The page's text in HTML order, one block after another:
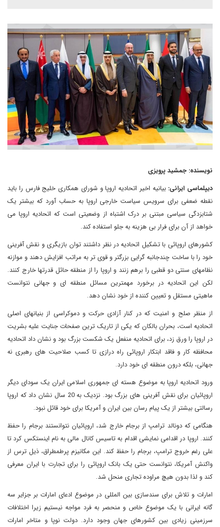
نویسنده: جمشید پرویزی
دیپلماسی ایرانی:بیانیه اخیر اتحادیه اروپا و شورای همکاری خلیج فارس را باید
نقطه ضعفی برای سرویس سیاست خارجی اروپا به حساب آورد که بیشتر یک
شتابزدگی سیاسی مبتنی بر درک اشتباه از وضعیتی است که اتحادیه اروپا می
خواهد از آن برای فرار بی هزینه به جلو استفاده کند.
کشورهای اروپائی با تشکیل اتحادیه در نظر داشتند توان بازیگری و نقش آفرینی
خود را با ساخت چندجانبه گرایی بزرگتر و قوی تر به مراتب افزایش دهند و موازنه
نظامهای سنتی دو قطبی را برهم زنند و اروپا را از منطقه حائل قدرتها خارج کنند.
لکن این اتحادیه در برخورد مهمترین مسائل منطقه ای و جهانی نتوانست
ماهیتی مستقل و تعیین کننده از خود نشان دهد.
از منظر صلح و امنیت که در کنار آزادی حرکت و دموکراسی از بنیانهای اصلی
اتحادیه است، بحران بالکان که یکی از تاریک ترین صفحات جنایت علیه بشریت
در اروپا را ورق زد، برای اتحادیه منفعل یک شکست بزرگ بود و نشان داد اتحادیه
محافظه کار و فاقد ابتکار اروپائی راه درازی تا کسب صلاحیت های رهبری نه
جهانی، بلکه درون منطقه ای خود دارد.
ورود اتحادیه اروپا به موضوع هسته ای جمهوری اسلامی ایران یک سودای دیگر
اروپائیان برای نقش آفرینی های بزرگ بود. نزدیک به 20 سال نشان داد که اروپا
رسالتی بیشتر از یک پیام رسان بین ایران و آمریکا برای خود قائل نبود.
هنگامی که دونالد ترامپ از برجام خارج شد، اروپائیان نتوانستند برجام را حفظ
کنند. اروپا در اقدامی نمایشی اقدام به تاسیس کانال مالی به نام اینستکس کرد تا
علی رغم خروج ترامپ، برجام را حفظ کند. این مکانیزم پرطمطراق، ذیل ترس از
واکنش آمریکا، نتوانست حتی یک بانک اروپائی را برای تجارت با ایران معرفی
کند و لذا بدون هیچ مراوده تجاری منحل شد.
امارات و تلاش برای سندسازی بین المللی در موضوع ادعای امارات بر جزایر سه
گانه ایرانی با یک موضوع خاص و منحصر به فرد مواجه نیستیم زیرا اختلافات
سرزمینی زیادی بین کشورهای جهان وجود دارد. دولت نوپا و متاخر امارات